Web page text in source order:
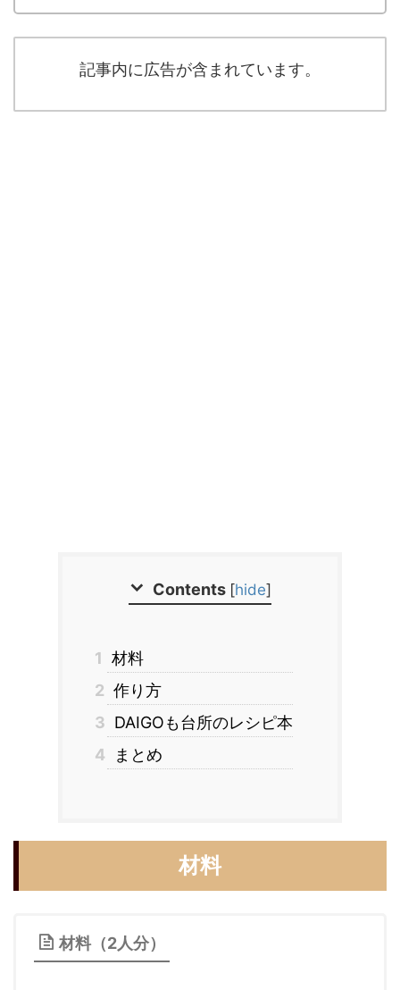
記事内に広告が含まれています。
Contents [hide]
1 材料
2 作り方
3 DAIGOも台所のレシピ本
4
まとめ
材料
材料（2人分）